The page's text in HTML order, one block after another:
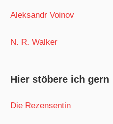
Aleksandr Voinov
N. R. Walker
Hier stöbere ich gern
Die Rezensentin